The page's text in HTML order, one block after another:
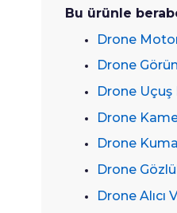
Bu ürünle
Drone
Drone
Drone Uçuş
Drone
Drone
Drone
Drone Alıcı